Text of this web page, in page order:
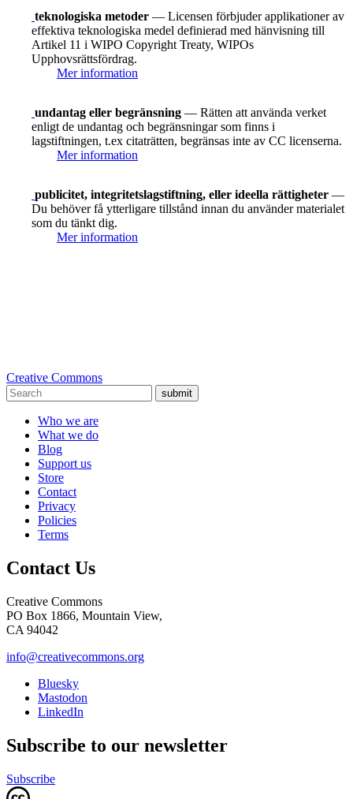
teknologiska metoder — Licensen förbjuder applikationer av
effektiva teknologiska medel definierad med hänvisning till
Artikel 11 i WIPO Copyright Treaty, WIPOs
Upphovsrättsfördrag.
Mer information
undantag eller begränsning — Rätten att använda verket
enligt de undantag och begränsningar som finns i
lagstiftningen, t.ex citaträtten, begränsas inte av CC licenserna.
Mer information
publicitet, integritetslagstiftning, eller ideella rättigheter —
Du behöver få ytterligare tillstånd innan du använder materialet
som du tänkt dig.
Mer information
Creative Commons
submit
Who we are
What we do
Blog
Support us
Store
Contact
Privacy
Policies
Terms
Contact Us
Creative Commons
PO Box 1866, Mountain View,
CA 94042
info@creativecommons.org
Bluesky
Mastodon
LinkedIn
Subscribe to our newsletter
Subscribe